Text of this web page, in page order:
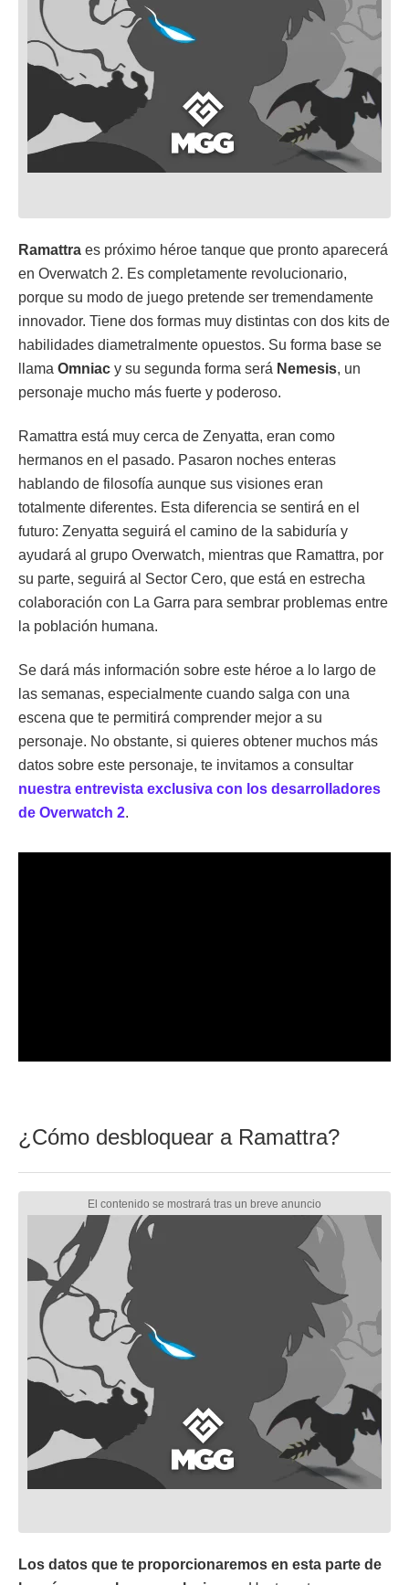
Ramattra es próximo héroe tanque que pronto aparecerá
en Overwatch 2. Es completamente revolucionario,
porque su modo de juego pretende ser tremendamente
innovador. Tiene dos formas muy distintas con dos kits de
habilidades diametralmente opuestos. Su forma base se
llama Omniac y su segunda forma será Nemesis, un
personaje mucho más fuerte y poderoso.
Ramattra está muy cerca de Zenyatta, eran como
hermanos en el pasado. Pasaron noches enteras
hablando de filosofía aunque sus visiones eran
totalmente diferentes. Esta diferencia se sentirá en el
futuro: Zenyatta seguirá el camino de la sabiduría y
ayudará al grupo Overwatch, mientras que Ramattra, por
su parte, seguirá al Sector Cero, que está en estrecha
colaboración con La Garra para sembrar problemas entre
la población humana.
Se dará más información sobre este héroe a lo largo de
las semanas, especialmente cuando salga con una
escena que te permitirá comprender mejor a su
personaje. No obstante, si quieres obtener muchos más
datos sobre este personaje, te invitamos a consultar
nuestra entrevista exclusiva con los desarrolladores
de Overwatch 2.
¿Cómo desbloquear a Ramattra?
Los datos que te proporcionaremos en esta parte de